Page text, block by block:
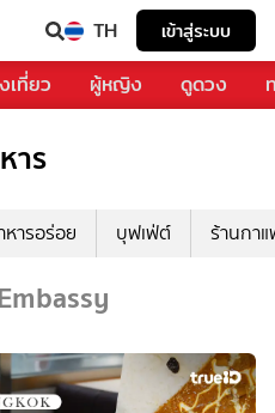
TH เข้าสู่ระบบ
เที่ยว ผู้หญิง ดูดวง
าร
ารอร่อย บุฟเฟ่ต์ ร้านกา